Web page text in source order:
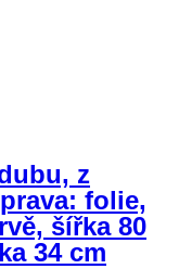
z
folie,
šířka 80
34 cm